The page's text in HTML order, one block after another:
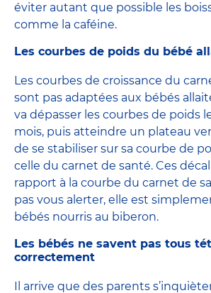
éviter autant que possible les
comme la caféine.
Les courbes de poids du bébé
Les courbes de croissance du
sont pas adaptées aux bébés
va dépasser les courbes de poids
mois, puis atteindre un plateau
de se stabiliser sur sa courbe de
celle du carnet de santé. Ces
rapport à la courbe du carnet de
pas vous alerter, elle est
bébés nourris au biberon.
Les bébés ne savent pas tous
correctement
Il arrive que des parents